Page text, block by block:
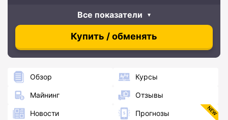
Все показатели
Купить / обменять
Обзор Курсы
Майнинг Отзывы
Новости Прогнозы